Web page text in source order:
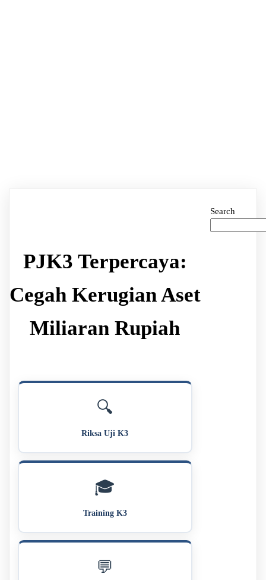
PJK3 Terpercaya:
Cegah Kerugian Aset
Miliaran Rupiah
🔍
Riksa Uji K3
🎓
Training K3
💬
Search